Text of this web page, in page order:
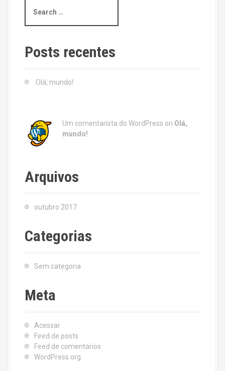
a
c
h
Posts recentes
Olá, mundo!
Um comentarista do WordPress on Olá,
mundo!
Arquivos
outubro 2017
Categorias
Sem categoria
Meta
Acessar
Feed de posts
Feed de comentários
WordPress.org